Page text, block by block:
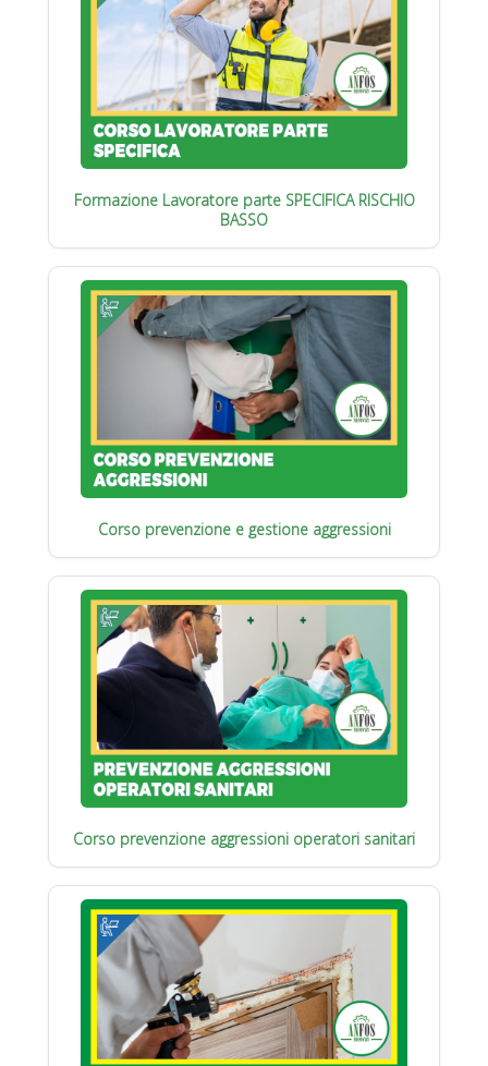
Formazione Lavoratore parte SPECIFICA RISCHIO
BASSO
Corso prevenzione e gestione aggressioni
Corso prevenzione aggressioni operatori sanitari